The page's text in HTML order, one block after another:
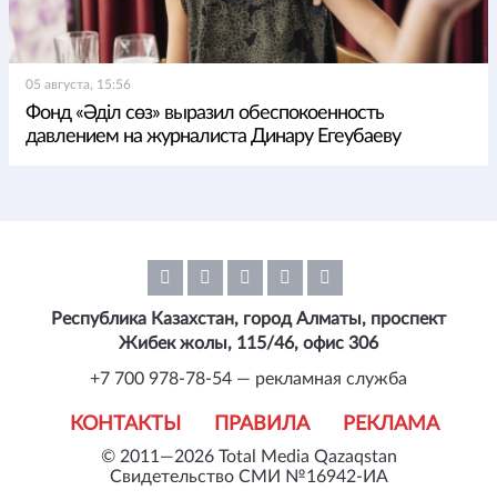
05 августа, 15:56
Фонд «Әділ сөз» выразил обеспокоенность
давлением на журналиста Динару Егеубаеву
© 2011—2026 Total Media Qazaqstan
Свидетельство СМИ №16942-ИА
КОНТАКТЫ ПРАВИЛА РЕКЛАМА
Республика Казахстан, город Алматы, проспект
Жибек жолы, 115/46, офис 306
+7 700 978-78-54 — рекламная служба